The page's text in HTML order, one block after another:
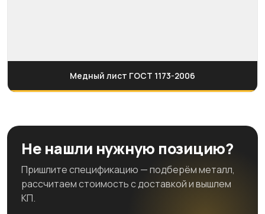
Медный лист ГОСТ 1173-2006
Не нашли нужную позицию?
Пришлите спецификацию — подберём металл,
рассчитаем стоимость с доставкой и вышлем
КП.